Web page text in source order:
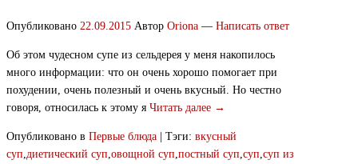
Опубликовано 22.09.2015 Автор Oriona — Написать ответ
Об этом чудесном супе из сельдерея у меня накопилось
много информации: что он очень хорошо помогает при
похудении, очень полезный и очень вкусный. Но честно
говоря, относилась к этому я Читать далее →
Опубликовано в Первые блюда Тэги: вкусный
суп диетический суп овощной суп постный суп суп суп из